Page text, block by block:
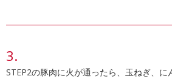
STEP2の豚肉に火が通ったら、玉ねぎ、に